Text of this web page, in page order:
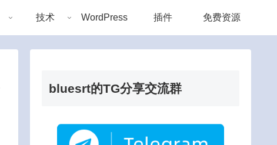
技术 WordPress 插件 免费资源
bluesrt的TG分享交流群